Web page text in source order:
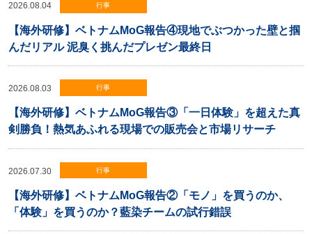
2026.08.04 行事
【海外研修】ベトナムMoG報告④現地でぶつかった壁と掴
んだリアル 泥臭く挑んだプレゼン最終日
2026.08.03 行事
【海外研修】ベトナムMoG報告③「一日体験」を超えた真
剣勝負！熱気あふれる現場での販売会と市場リサーチ
2026.07.30 行事
【海外研修】ベトナムMoG報告②「モノ」を買うのか、
「体験」を買うのか？藍染チームの試行錯誤